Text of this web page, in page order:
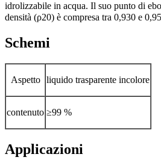
idrolizzabile in acqua. Il suo punto di
densità (ρ20) è compresa tra 0,930 e
Schemi
Aspetto liquido trasparente incolore
contenuto ≥99 %
Applicazioni